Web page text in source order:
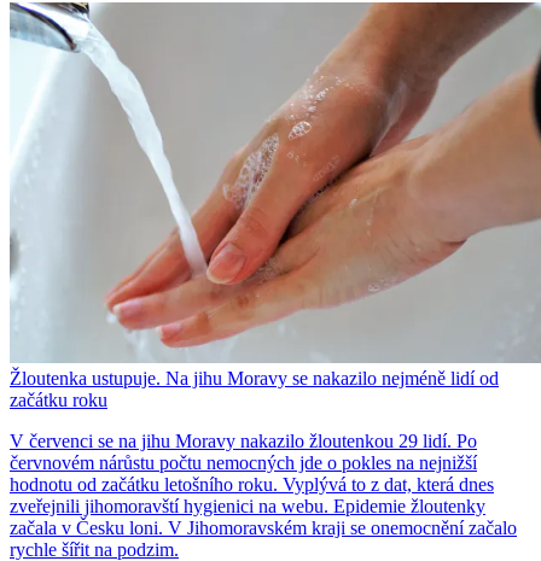
Žloutenka ustupuje. Na jihu Moravy se nakazilo nejméně lidí od
začátku roku
V červenci se na jihu Moravy nakazilo žloutenkou 29 lidí. Po
červnovém nárůstu počtu nemocných jde o pokles na nejnižší
hodnotu od začátku letošního roku. Vyplývá to z dat, která dnes
zveřejnili jihomoravští hygienici na webu. Epidemie žloutenky
začala v Česku loni. V Jihomoravském kraji se onemocnění začalo
rychle šířit na podzim.